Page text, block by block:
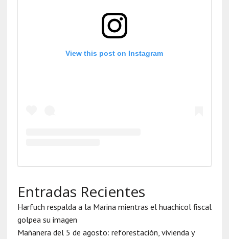
View this post on Instagram
Entradas Recientes
Harfuch respalda a la Marina mientras el huachicol fiscal
golpea su imagen
Mañanera del 5 de agosto: reforestación, vivienda y